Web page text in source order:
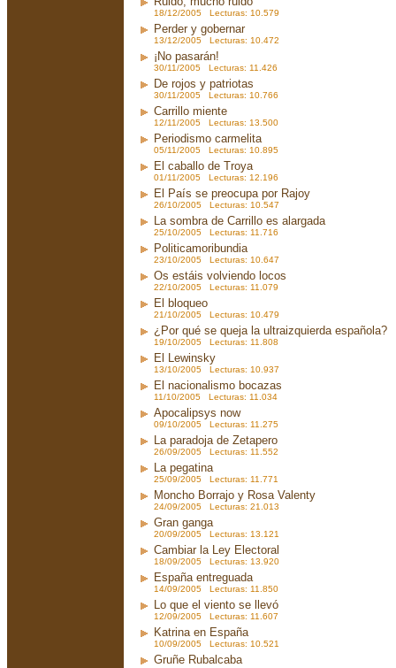
18/12/2005 Lecturas: 10.579
Perder y gobernar
13/12/2005 Lecturas: 10.472
¡No pasarán!
30/11/2005 Lecturas: 11.426
De rojos y patriotas
30/11/2005 Lecturas: 10.766
Carrillo miente
12/11/2005 Lecturas: 13.500
Periodismo carmelita
05/11/2005 Lecturas: 10.895
El caballo de Troya
01/11/2005 Lecturas: 12.196
El País se preocupa por Rajoy
26/10/2005 Lecturas: 10.547
La sombra de Carrillo es alargada
25/10/2005 Lecturas: 11.716
Politicamoribundia
23/10/2005 Lecturas: 10.647
Os estáis volviendo locos
22/10/2005 Lecturas: 11.079
El bloqueo
21/10/2005 Lecturas: 10.479
¿Por qué se queja la ultraizquierda española?
19/10/2005 Lecturas: 11.808
El Lewinsky
13/10/2005 Lecturas: 10.937
El nacionalismo bocazas
11/10/2005 Lecturas: 11.034
Apocalipsys now
09/10/2005 Lecturas: 11.275
La paradoja de Zetapero
26/09/2005 Lecturas: 11.552
La pegatina
25/09/2005 Lecturas: 11.771
Moncho Borrajo y Rosa Valenty
24/09/2005 Lecturas: 21.013
Gran ganga
20/09/2005 Lecturas: 13.121
Cambiar la Ley Electoral
18/09/2005 Lecturas: 13.920
España entreguada
14/09/2005 Lecturas: 11.850
Lo que el viento se llevó
12/09/2005 Lecturas: 11.607
Katrina en España
10/09/2005 Lecturas: 10.521
Gruñe Rubalcaba